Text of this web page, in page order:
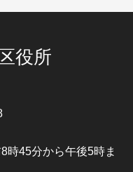
役所
時45分から午後5時ま